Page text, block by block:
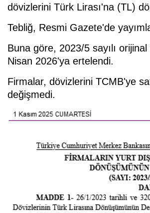
dövizlerini Türk Lirası'na (TL)
Tebliğ, Resmi Gazete'de
Buna göre, 2023/5 sayılı
Nisan 2026'ya ertelendi.
Firmalar, dövizlerini TCMB'ye
değişmedi.